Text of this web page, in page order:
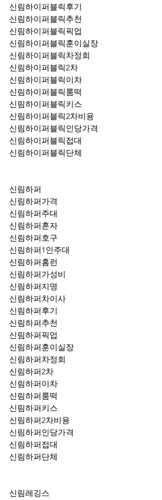
신림하이퍼블릭후기
신림하이퍼블릭추천
신림하이퍼블릭훈이실장
신림하이퍼블릭차정희
신림하이퍼블릭2차
신림하이퍼블릭이차
신림하이퍼블릭룸떡
신림하이퍼블릭키스
신림하이퍼블릭2차비용
신림하이퍼블릭인당가격
신림하이퍼블릭접대
신림하이퍼블릭단체
신림하퍼
신림하퍼가격
신림하퍼주대
신림하퍼혼자
신림하퍼호구
신림하퍼1인주대
신림하퍼홈런
신림하퍼가성비
신림하퍼지명
신림하퍼차이사
신림하퍼후기
신림하퍼추천
신림하퍼훈이실장
신림하퍼차정희
신림하퍼2차
신림하퍼이차
신림하퍼룸떡
신림하퍼키스
신림하퍼2차비용
신림하퍼인당가격
신림하퍼접대
신림하퍼단체
신림레깅스